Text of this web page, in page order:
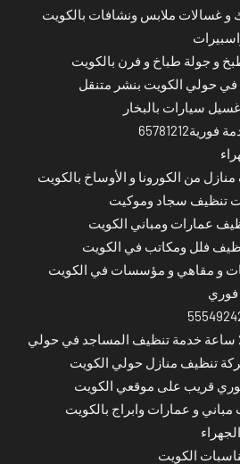
و غسالات ملابس ونشافات بالكويت
و جولة طباخ و فرن بالكويت
في حولي الكويت بنشر متنقل
سيارات بالبخار
من الكورونا و الأوساخ بالكويت
تنظيف سجاد وموكيت
عمارات ومباني الكويت
فلل ومكاتب في الكويت
و مقاهي و مؤسسات في الكويت
فوري
تنظيف منازل حولي الكويت
قريب على موقعي الكويت
و عمارات وابراج بالكويت
الكويت